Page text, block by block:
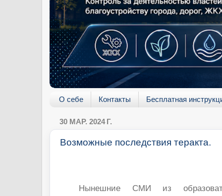
О себе Контакты Бесплатная
30 МАР. 2024 Г.
Возможные последствия теракта.
Нынешние СМИ из